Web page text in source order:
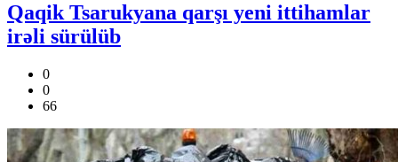
Qaqik Tsarukyana qarşı yeni ittihamlar
irəli sürülüb
0
0
66